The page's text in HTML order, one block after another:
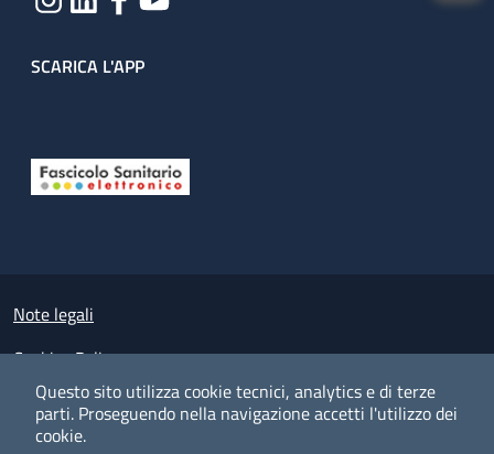
Questo sito utilizza cookie tecnici, analytics e di terze
parti. Proseguendo nella navigazione accetti l'utilizzo dei
cookie.
SCARICA L'APP
Small prints
Note legali
Cookies Policy
Policy privacy e protezione del dato personale
Albo pretorio on-line